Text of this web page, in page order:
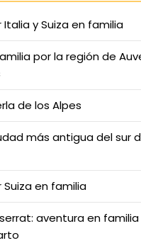
y Suiza en familia
por la región de
de los Alpes
más antigua del sur
en familia
aventura en